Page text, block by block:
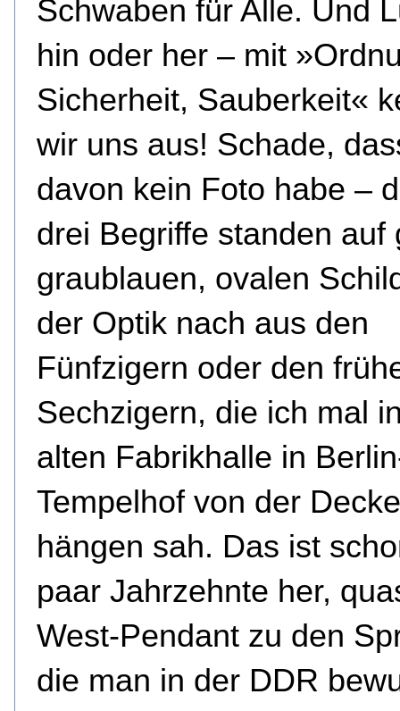
Schwaben für Alle. Und
hin oder her – mit
Sicherheit, Sauberkeit«
wir uns aus! Schade,
davon kein Foto habe –
drei Begriffe standen auf
graublauen, ovalen
der Optik nach aus den
Fünfzigern oder den
Sechzigern, die ich mal
alten Fabrikhalle in
Tempelhof von der Decke
hängen sah. Das ist
paar Jahrzehnte her,
West-Pendant zu den
die man in der DDR